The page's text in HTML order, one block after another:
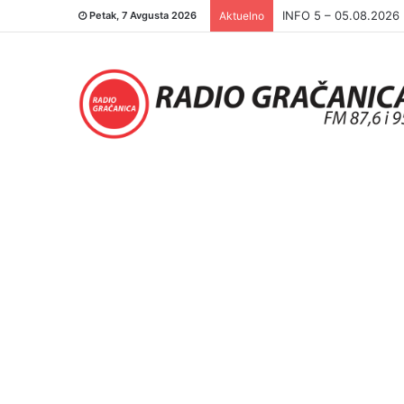
Petak, 7 Avgusta 2026 Aktuelno INFO 5 – 04.08.2026.